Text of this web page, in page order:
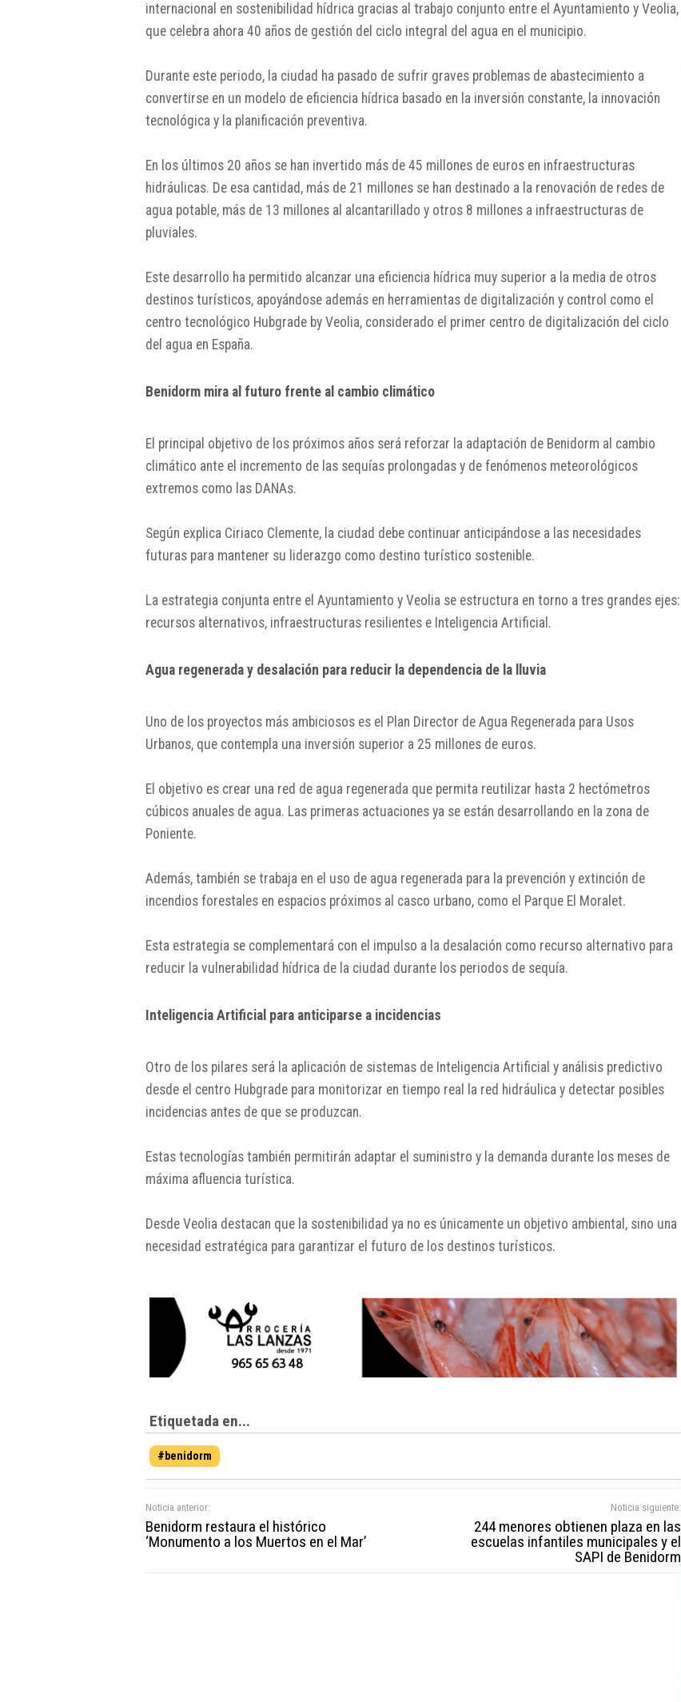
internacional en sostenibilidad hídrica gracias al trabajo conjunto entre el Ayuntamiento y Veolia,
que celebra ahora 40 años de gestión del ciclo integral del agua en el municipio.
Durante este periodo, la ciudad ha pasado de sufrir graves problemas de abastecimiento a
convertirse en un modelo de eficiencia hídrica basado en la inversión constante, la innovación
tecnológica y la planificación preventiva.
En los últimos 20 años se han invertido más de 45 millones de euros en infraestructuras
hidráulicas. De esa cantidad, más de 21 millones se han destinado a la renovación de redes de
agua potable, más de 13 millones al alcantarillado y otros 8 millones a infraestructuras de
pluviales.
Este desarrollo ha permitido alcanzar una eficiencia hídrica muy superior a la media de otros
destinos turísticos, apoyándose además en herramientas de digitalización y control como el
centro tecnológico Hubgrade by Veolia, considerado el primer centro de digitalización del ciclo
del agua en España.
Benidorm mira al futuro frente al cambio climático
El principal objetivo de los próximos años será reforzar la adaptación de Benidorm al cambio
climático ante el incremento de las sequías prolongadas y de fenómenos meteorológicos
extremos como las DANAs.
Según explica Ciriaco Clemente, la ciudad debe continuar anticipándose a las necesidades
futuras para mantener su liderazgo como destino turístico sostenible.
La estrategia conjunta entre el Ayuntamiento y Veolia se estructura en torno a tres grandes ejes:
recursos alternativos, infraestructuras resilientes e Inteligencia Artificial.
Agua regenerada y desalación para reducir la dependencia de la lluvia
Uno de los proyectos más ambiciosos es el Plan Director de Agua Regenerada para Usos
Urbanos, que contempla una inversión superior a 25 millones de euros.
El objetivo es crear una red de agua regenerada que permita reutilizar hasta 2 hectómetros
cúbicos anuales de agua. Las primeras actuaciones ya se están desarrollando en la zona de
Poniente.
Además, también se trabaja en el uso de agua regenerada para la prevención y extinción de
incendios forestales en espacios próximos al casco urbano, como el Parque El Moralet.
Esta estrategia se complementará con el impulso a la desalación como recurso alternativo para
reducir la vulnerabilidad hídrica de la ciudad durante los periodos de sequía.
Inteligencia Artificial para anticiparse a incidencias
Otro de los pilares será la aplicación de sistemas de Inteligencia Artificial y análisis predictivo
desde el centro Hubgrade para monitorizar en tiempo real la red hidráulica y detectar posibles
incidencias antes de que se produzcan.
Estas tecnologías también permitirán adaptar el suministro y la demanda durante los meses de
máxima afluencia turística.
Desde Veolia destacan que la sostenibilidad ya no es únicamente un objetivo ambiental, sino una
necesidad estratégica para garantizar el futuro de los destinos turísticos.
Etiquetada en...
#benidorm
Noticia anterior:
Benidorm restaura el histórico
‘Monumento a los Muertos en el Mar’
Noticia siguiente:
244 menores obtienen plaza en las
escuelas infantiles municipales y el
SAPI de Benidorm